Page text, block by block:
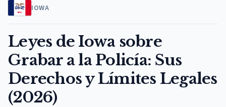
IOWA
Leyes de Iowa sobre
Grabar a la Policía: Sus
Derechos y Límites Legales
(2026)